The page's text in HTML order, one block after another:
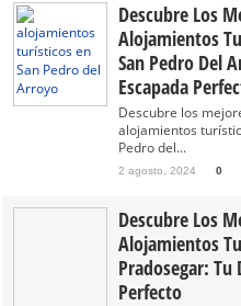
Descubre Los
Alojamientos
San Pedro Del
Escapada
Descubre los
alojamientos
Pedro del...
2 agosto, 2024 0
Descubre Los
Alojamientos
Pradosegar: Tu
Perfecto